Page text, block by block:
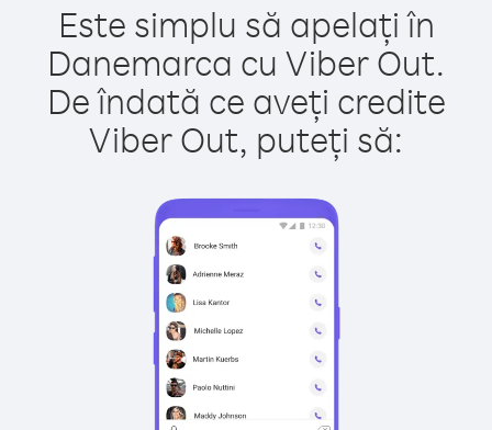
Este simplu să apelați în
Danemarca cu Viber Out.
De îndată ce aveți credite
Viber Out, puteți să: